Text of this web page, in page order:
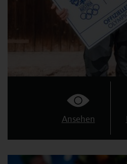
Ansehen